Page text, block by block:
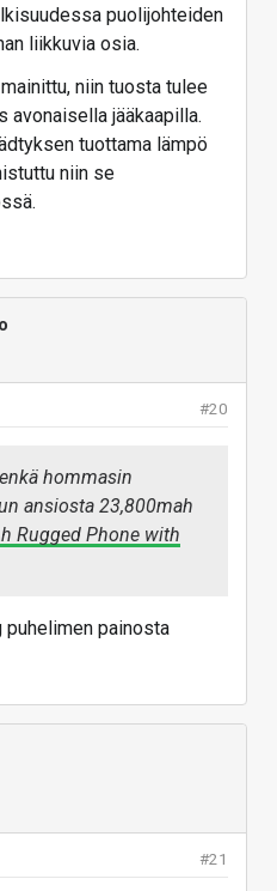
puolijohteiden
liikkuvia osia.
niin tuosta tulee
avonaisella jääkaapilla.
tuottama lämpö
niin se
#20
hommasin
ansiosta 23,800mah
Rugged Phone with
painosta
#21